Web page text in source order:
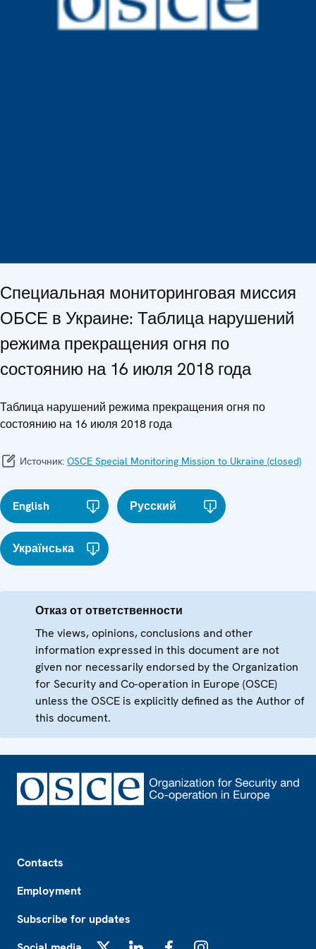
Специальная мониторинговая миссия
ОБСЕ в Украине: Таблица нарушений
режима прекращения огня по
состоянию на 16 июля 2018 года
Таблица нарушений режима прекращения огня по
состоянию на 16 июля 2018 года
Источник: OSCE Special Monitoring Mission to Ukraine (closed)
English Русский
Українська
Отказ от ответственности
The views, opinions, conclusions and other
information expressed in this document are not
given nor necessarily endorsed by the Organization
for Security and Co-operation in Europe (OSCE)
unless the OSCE is explicitly defined as the Author of
this document.
Contacts
Employment
Subscribe for updates